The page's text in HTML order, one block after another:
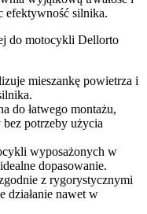
efektywność silnika.
do motocykli Dellorto
mieszankę powietrza i
do łatwego montażu,
potrzeby użycia
wyposażonych w
dopasowanie.
z rygorystycznymi
działanie nawet w